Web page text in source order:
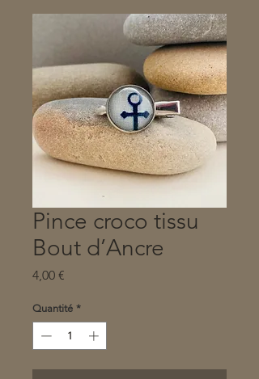
Pince croco tissu
Bout d’Ancre
4,00 €
Quantité *